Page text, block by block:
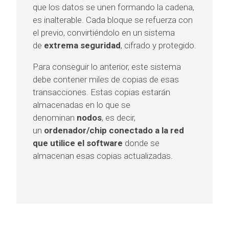
que los datos se unen formando la cadena,
es inalterable. Cada bloque se refuerza con
el previo, convirtiéndolo en un sistema
de extrema seguridad, cifrado y protegido.
Para conseguir lo anterior, este sistema
debe contener miles de copias de esas
transacciones. Estas copias estarán
almacenadas en lo que se
denominan nodos, es decir,
un ordenador/chip conectado a la red
que utilice el software donde se
almacenan esas copias actualizadas.